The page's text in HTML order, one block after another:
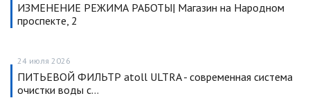
ИЗМЕНЕНИЕ РЕЖИМА РАБОТЫ| Магазин на Народном
проспекте, 2
24 июля 2026
ПИТЬЕВОЙ ФИЛЬТР atoll ULTRA - современная система
очистки воды с…